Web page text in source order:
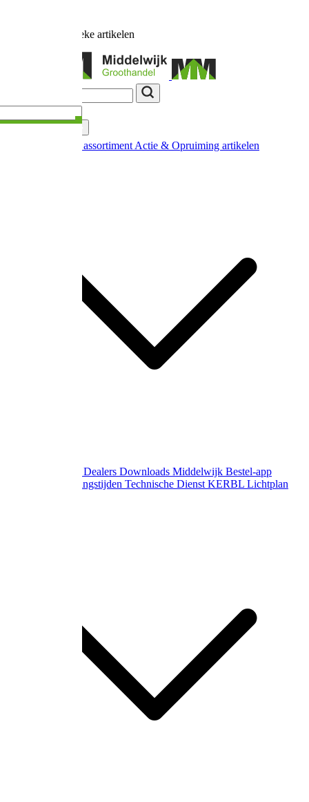
unieke artikelen
Nieuw in ons assortiment Actie & Opruiming artikelen
Dealers Downloads Middelwijk Bestel-app
Gewijzigde openingstijden Technische Dienst KERBL Lichtplan